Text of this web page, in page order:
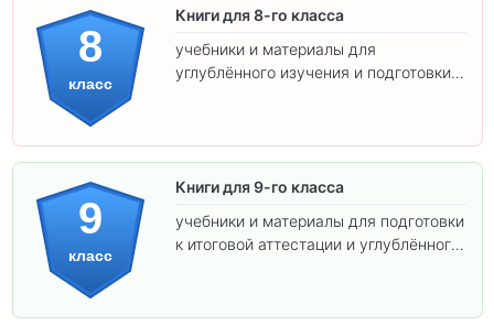
8
класс
Книги для 8-го класса
учебники и материалы для
углублённого изучения и подготовки к
9
класс
Книги для 9-го класса
учебники и материалы для подготовки
к итоговой аттестации и углублённого